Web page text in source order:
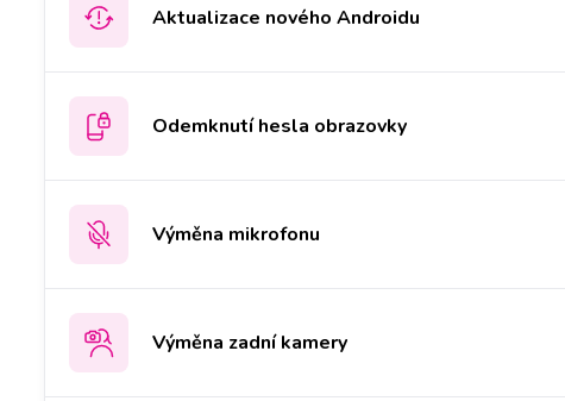
Aktualizace nového Androidu
Odemknutí hesla obrazovky
Výměna mikrofonu
Výměna zadní kamery